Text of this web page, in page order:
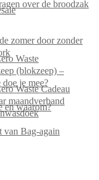
over de broodzak
zomer door zonder
Waste
(blokzeep) –
je mee?
Waste Cadeau
maandverband
en waarom?
van Bag-again